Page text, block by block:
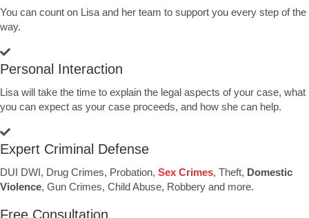
You can count on Lisa and her team to support you every step of the
way.
Personal Interaction
Lisa will take the time to explain the legal aspects of your case, what
you can expect as your case proceeds, and how she can help.
Expert Criminal Defense
DUI DWI, Drug Crimes, Probation, Sex Crimes, Theft, Domestic
Violence, Gun Crimes, Child Abuse, Robbery and more.
Free Consultation